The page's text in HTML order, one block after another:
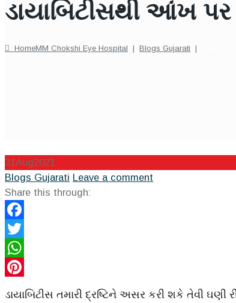
ડાયાબિટીસથી આંખ
HomeMM Chokshi Eye Hospital | Blogs Gujarati |
31Aug2021
Categories
Blogs Gujarati Leave a comment
Share this through:
Facebook
Twitter
WhatsApp
Pinterest
ડાયાબિટીસ તમારી દ્રષ્ટિને અસર કરી શકે તેવી